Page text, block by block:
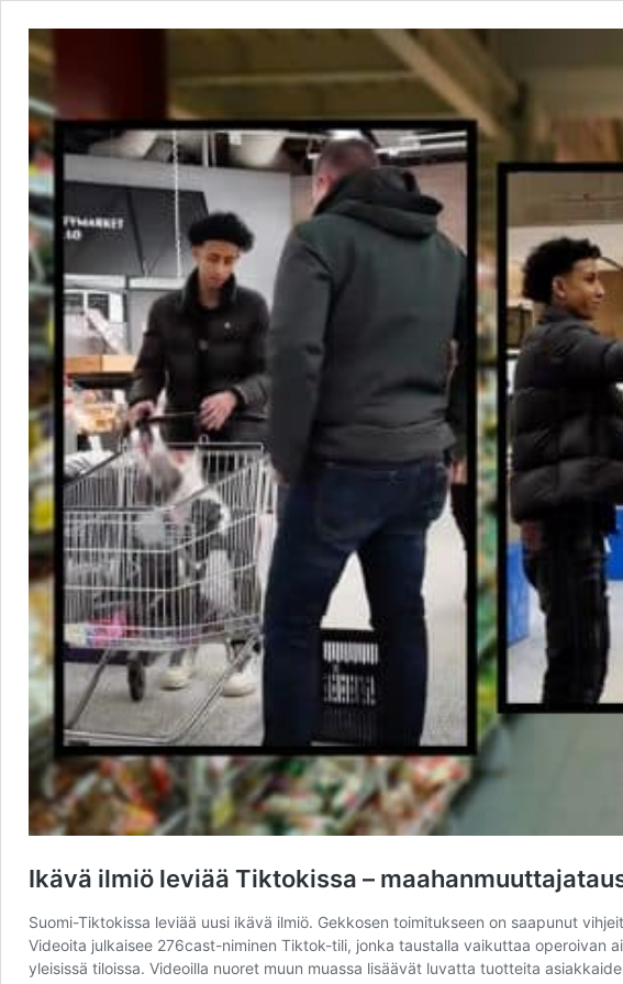
Ikävä ilmiö leviää Tiktokissa –
Suomi-Tiktokissa leviää uusi ikävä ilmiö. Gekkosen toimitukseen on saapunut
Videoita julkaisee 276cast-niminen Tiktok-tili, jonka taustalla vaikuttaa operoivan
yleisissä tiloissa. Videoilla nuoret muun muassa lisäävät luvatta tuotteita